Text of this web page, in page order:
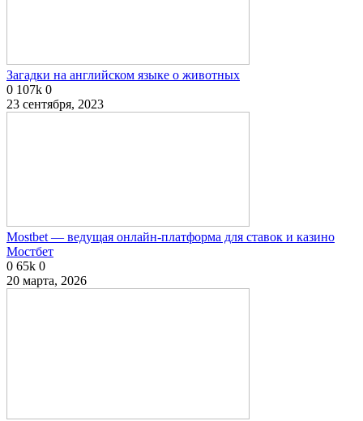
Загадки на английском языке о животных
0 107k 0
23 сентября, 2023
Mostbet — ведущая онлайн-платформа для ставок и казино
Мостбет
0 65k 0
20 марта, 2026